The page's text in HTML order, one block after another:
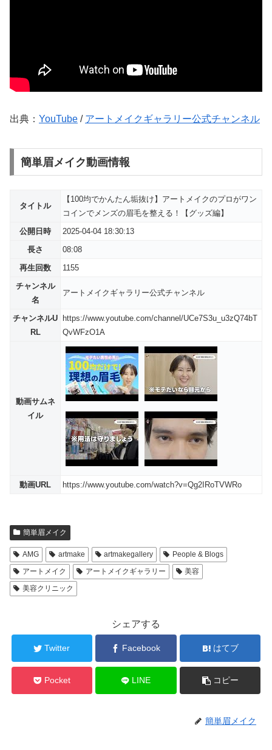
出典： YouTube / アートメイクギャラリー公式チャンネル
簡単眉メイク動画情報
タイトル
【100均でかんたん垢抜け】アートメイクのプロがワン
コインでメンズの眉毛を整える！【グッズ編】
公開日時
2025-04-04 18:30:13
長さ
08:08
再生回数
1155
チャンネル
名
アートメイクギャラリー公式チャンネル
チャンネルU
RL
https://www.youtube.com/channel/UCe7S3u_u3zQ74bT
QvWFzO1A
動画サムネ
イル
動画URL https://www.youtube.com/watch?v=Qg2IRoTVWRo
簡単眉メイク
AMG artmake artmakegallery
People & Blogs
アートメイク
アートメイクギャラリー
美容
美容クリニック
シェアする
Twitter Facebook はてブ
Pocket LINE コピー
簡単眉メイク